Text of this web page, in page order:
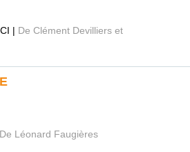
| De Clément Devilliers et
De Léonard Faugières